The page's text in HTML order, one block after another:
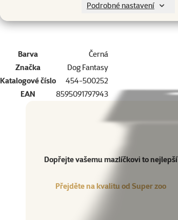
Podrobné nastavení
Barva
Černá
Značka
Dog Fantasy
Katalogové číslo
454-500252
EAN
8595091797943
Dopřejte vašemu mazlíčkovi to nejlepší
Produkt
Dopřejte vašemu mazlíčkovi to nejlepší
Přejděte na kvalitu od Super zoo